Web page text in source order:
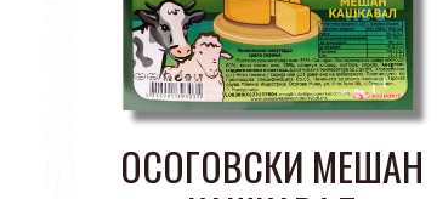
ОСОГОВСКИ МЕШАН